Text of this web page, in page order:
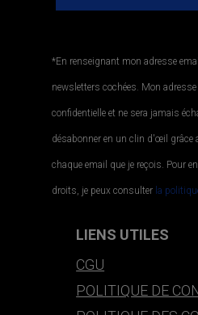
*En renseignant mon adresse
newsletters cochées. Mon
confidentielle et ne sera jamais
désabonner en un clin d'œil grâce
chaque email que je reçois. Pour
droits, je peux consulter la
LIENS UTILES
CGU
POLITIQUE DE